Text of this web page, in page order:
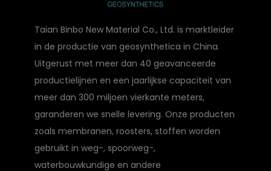
Taian Binbo New Material Co., Ltd. is marktleider
in de productie van geosynthetica in China.
Uitgerust met meer dan 40 geavanceerde
productielijnen en een jaarlijkse capaciteit van
meer dan 300 miljoen vierkante meters,
garanderen we snelle levering. Onze producten
zoals membranen, roosters, stoffen worden
gebruikt in weg-, spoorweg-,
waterbouwkundige en andere